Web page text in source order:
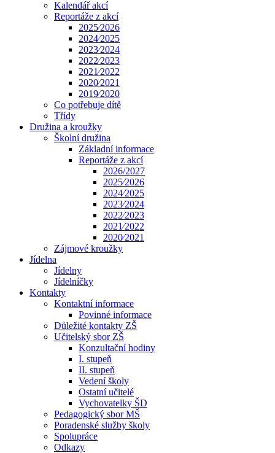
Kalendář akcí
Reportáže z akcí
2025⁄2026
2024⁄2025
2023⁄2024
2022⁄2023
2021⁄2022
2020⁄2021
2019⁄2020
Co potřebuje dítě
Třídy
Družina a kroužky
Školní družina
Základní informace
Reportáže z akcí
2026/2027
2025⁄2026
2024⁄2025
2023⁄2024
2022⁄2023
2021⁄2022
2020⁄2021
Zájmové kroužky
Jídelna
Jídelny
Jídelníčky
Kontakty
Kontaktní informace
Povinné informace
Důležité kontakty ZŠ
Učitelský sbor ZŠ
Konzultační hodiny
I. stupeň
II. stupeň
Vedení školy
Ostatní učitelé
Vychovatelky ŠD
Pedagogický sbor MŠ
Poradenské služby školy
Spolupráce
Odkazy